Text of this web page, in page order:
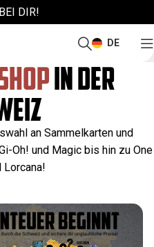
DIR!
DE
IN DER
an Sammelkarten und
Oh! und Magic bis hin zu One
Lorcana!